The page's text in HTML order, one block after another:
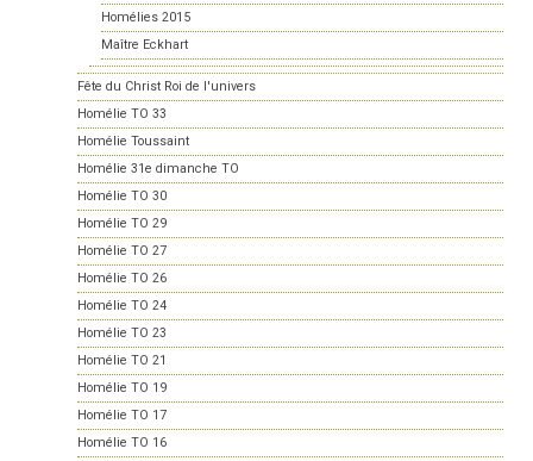
Homélies 2015
Maître Eckhart
Fête du Christ Roi de l'univers
Homélie TO 33
Homélie Toussaint
Homélie 31e dimanche TO
Homélie TO 30
Homélie TO 29
Homélie TO 27
Homélie TO 26
Homélie TO 24
Homélie TO 23
Homélie TO 21
Homélie TO 19
Homélie TO 17
Homélie TO 16